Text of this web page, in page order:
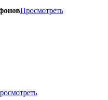
Просмотреть